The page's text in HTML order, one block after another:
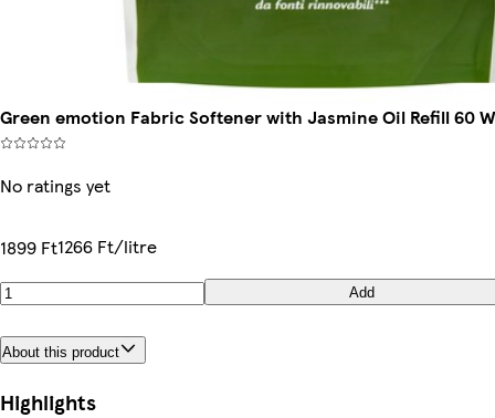
Green emotion Fabric Softener with Jasmine Oil Refill 60
No ratings yet
1899 Ft1266 Ft/litre
Add
About this product
Highlights